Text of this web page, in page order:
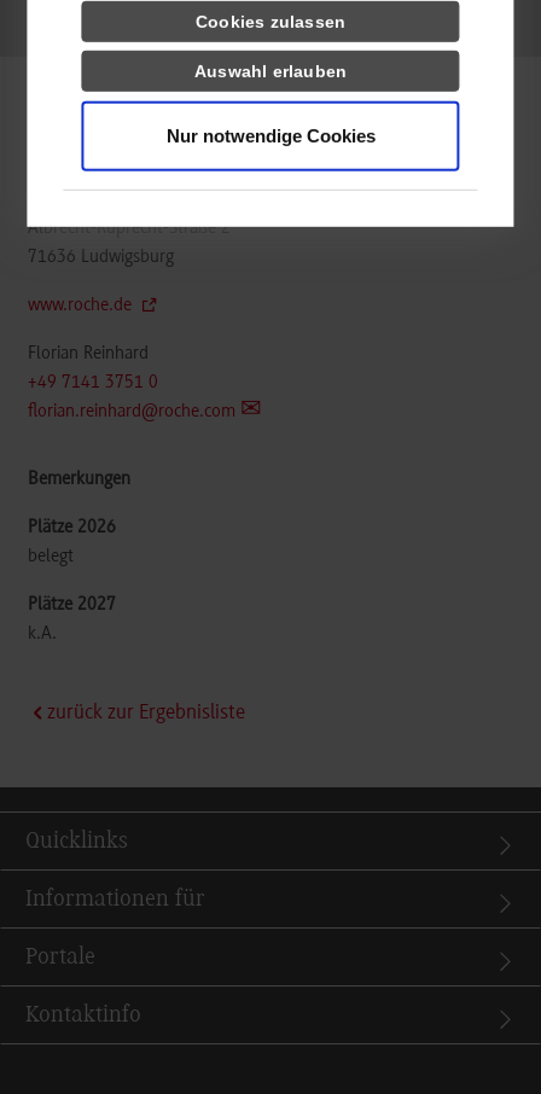
Cookies zulassen
Auswahl erlauben
Nur notwendige Cookies
Albrecht-Ruprecht-Straße 2
71636 Ludwigsburg
www.roche.de
Florian Reinhard
+49 7141 3751 0
florian.reinhard@roche.com
belegt
k.A.
zurück zur Ergebnisliste
Quicklinks
Informationen für
Portale
Kontaktinfo